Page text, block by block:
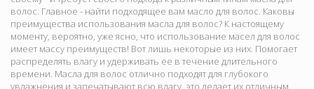
волос. Главное - найти подходящее вам масло для волос. Каковы
преимущества использования масла для волос? К настоящему
моменту, вероятно, уже ясно, что использование масел для волос
имеет массу преимуществ! Вот лишь некоторые из них. Помогает
распределять влагу и удерживать ее в течение длительного
времени. Масла для волос отлично подходят для глубокого
увлажнения и запечатывают всю влагу, это делает их отличным